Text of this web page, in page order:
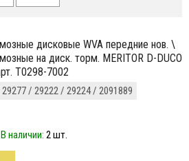
на диск. торм. MERITOR D-DUCO
T0298-7002
/ 29222 / 29224 / 2091889
В наличии: 2 шт.